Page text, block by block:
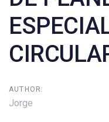
AUTHOR:
Jorge